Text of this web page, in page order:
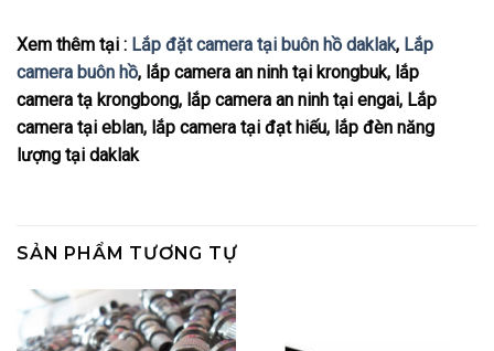
Xem thêm tại : Lắp đặt camera tại buôn hồ daklak, Lắp
camera buôn hồ, lắp camera an ninh tại krongbuk, lắp
camera tạ krongbong, lắp camera an ninh tại engai, Lắp
camera tại eblan, lắp camera tại đạt hiếu, lắp đèn năng
lượng tại daklak
SẢN PHẨM TƯƠNG TỰ